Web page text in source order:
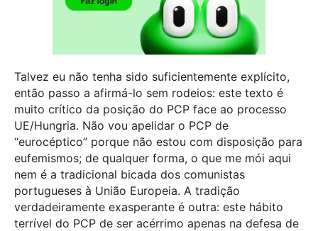
Talvez eu não tenha sido suficientemente explícito,
então passo a afirmá-lo sem rodeios: este texto é
muito crítico da posição do PCP face ao processo
UE/Hungria. Não vou apelidar o PCP de
“eurocéptico” porque não estou com disposição para
eufemismos; de qualquer forma, o que me mói aqui
nem é a tradicional bicada dos comunistas
portugueses à União Europeia. A tradição
verdadeiramente exasperante é outra: este hábito
terrível do PCP de ser acérrimo apenas na defesa de